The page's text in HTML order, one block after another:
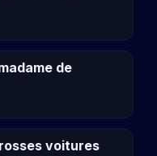
de
voitures